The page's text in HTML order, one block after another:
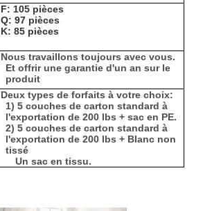
F: 105 pièces
Q: 97 pièces
K: 85 pièces
Nous travaillons toujours avec vous.
Et offrir une garantie d'un an sur le
produit
Deux types de forfaits à votre choix:
1) 5 couches de carton standard à
l'exportation de 200 lbs + sac en PE.
2) 5 couches de carton standard à
l'exportation de 200 lbs + Blanc non
tissé
Un sac en tissu.